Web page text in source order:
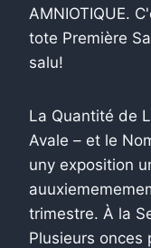
AMNIOTIQUE.
tote Première
salu!
La Quantité de
Avale – et le
uny exposition
trimestre. À la
Plusieurs onces